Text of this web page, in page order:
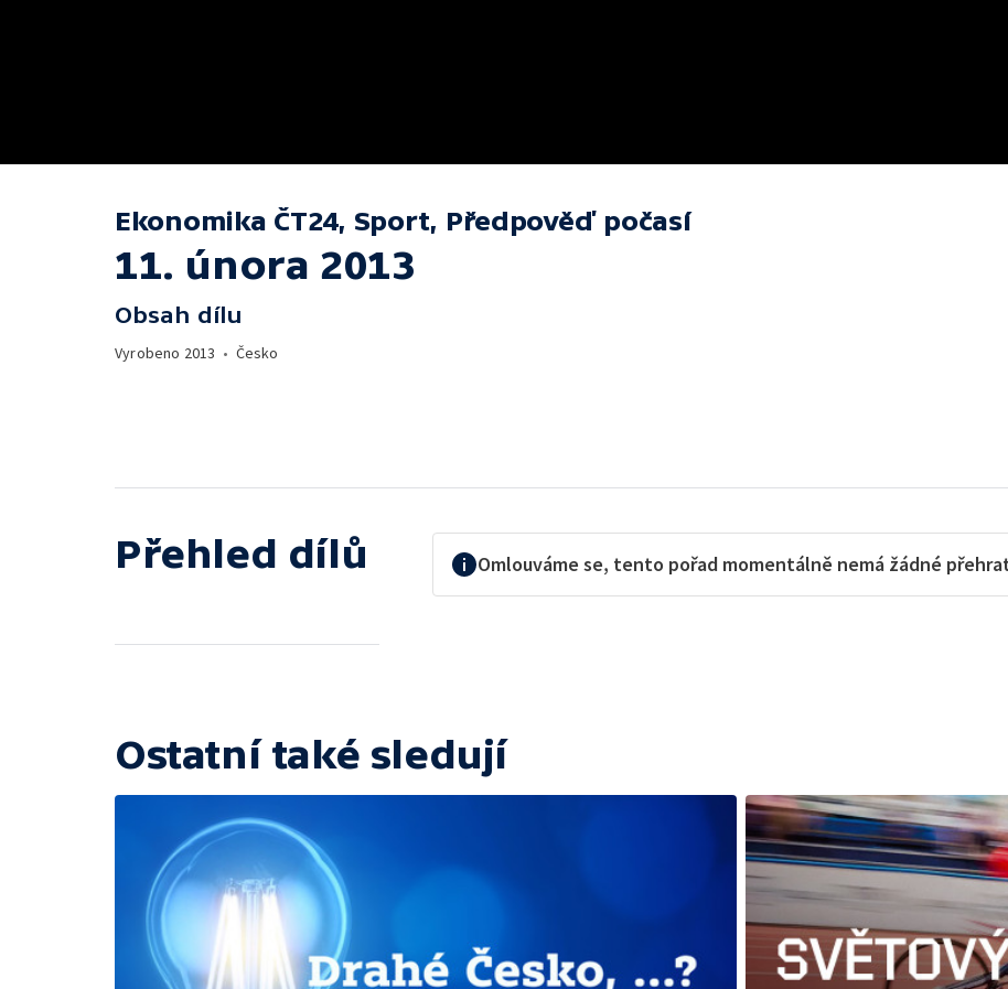
Ekonomika ČT24, Sport, Předpověď počasí
11. února 2013
Obsah dílu
Vyrobeno 2013 • Česko
Přehled dílů Omlouváme se, tento pořad momentálně nemá žádné
Ostatní také sledují